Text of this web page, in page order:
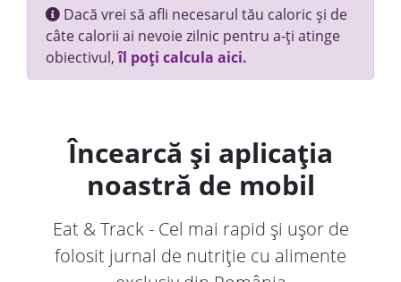
Dacă vrei să afli necesarul tău caloric și de
câte calorii ai nevoie zilnic pentru a-ți atinge
obiectivul,îl poți calcula aici.
Încearcă și aplicația
noastră de mobil
Eat & Track - Cel mai rapid și ușor de
folosit jurnal de nutriție cu alimente